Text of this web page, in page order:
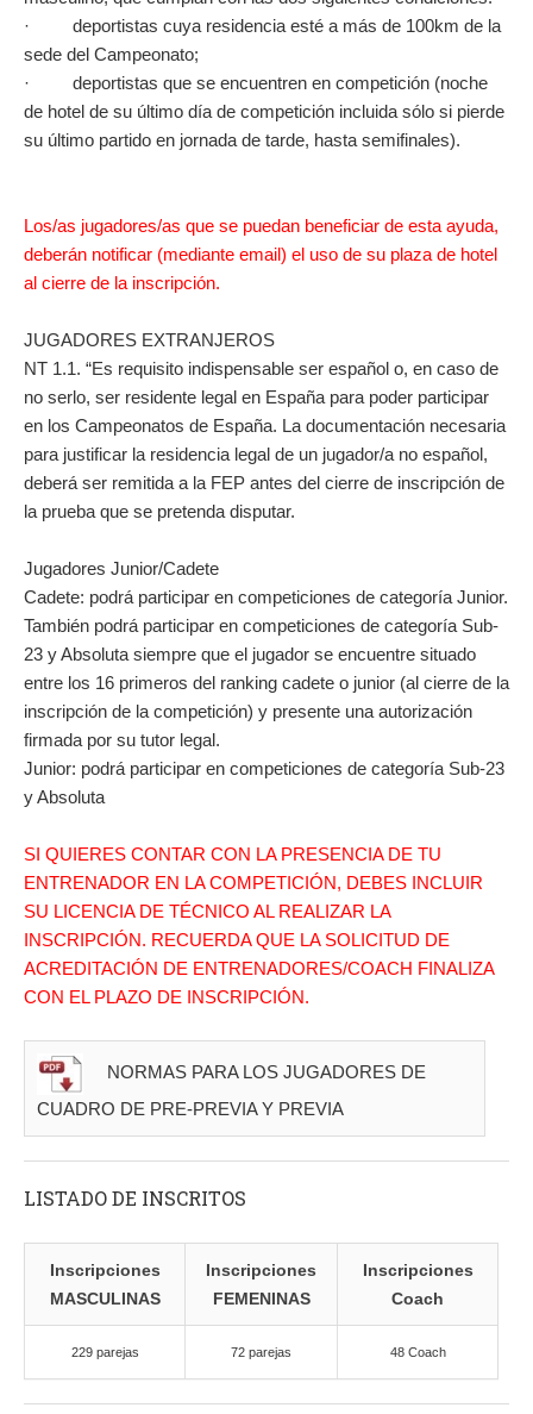
· deportistas cuya residencia esté a más de 100km de la
sede del Campeonato;
· deportistas que se encuentren en competición (noche
de hotel de su último día de competición incluida sólo si pierde
su último partido en jornada de tarde, hasta semifinales).
Los/as jugadores/as que se puedan beneficiar de esta ayuda,
deberán notificar (mediante email) el uso de su plaza de hotel
al cierre de la inscripción.
JUGADORES EXTRANJEROS
NT 1.1. “Es requisito indispensable ser español o, en caso de
no serlo, ser residente legal en España para poder participar
en los Campeonatos de España. La documentación necesaria
para justificar la residencia legal de un jugador/a no español,
deberá ser remitida a la FEP antes del cierre de inscripción de
la prueba que se pretenda disputar.
Jugadores Junior/Cadete
Cadete: podrá participar en competiciones de categoría Junior.
También podrá participar en competiciones de categoría Sub-
23 y Absoluta siempre que el jugador se encuentre situado
entre los 16 primeros del ranking cadete o junior (al cierre de la
inscripción de la competición) y presente una autorización
firmada por su tutor legal.
Junior: podrá participar en competiciones de categoría Sub-23
y Absoluta
SI QUIERES CONTAR CON LA PRESENCIA DE TU
ENTRENADOR EN LA COMPETICIÓN, DEBES INCLUIR
SU LICENCIA DE TÉCNICO AL REALIZAR LA
INSCRIPCIÓN. RECUERDA QUE LA SOLICITUD DE
ACREDITACIÓN DE ENTRENADORES/COACH FINALIZA
CON EL PLAZO DE INSCRIPCIÓN.
NORMAS PARA LOS JUGADORES DE
CUADRO DE PRE-PREVIA Y PREVIA
LISTADO DE INSCRITOS
Inscripciones
MASCULINAS
Inscripciones
FEMENINAS
Inscripciones
Coach
229 parejas 72 parejas 48 Coach